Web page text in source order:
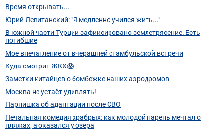
Время открывать...
Юрий Левитанский: "Я медленно учился жить..."
В южной части Турции зафиксировано землетрясение. Есть
погибшие
Мое впечатление от вчерашней стамбульской встречи
Куда смотрит ЖКХ😱
Заметки китайцев о бомбежке наших аэродромов
Москва не устаёт удивлять!
Парнишка об адаптации после СВО
Печальная комедия храбрых: как молодой парень мечтал о
пляжах, а оказался у озера